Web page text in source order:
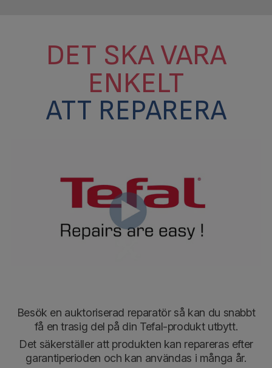
DET SKA VARA
ENKELT
ATT REPARERA
Besök en auktoriserad reparatör så kan du snabbt
få en trasig del på din Tefal-produkt utbytt.
Det säkerställer att produkten kan repareras efter
garantiperioden och kan användas i många år.